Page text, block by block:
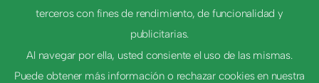
rad.
fornicar
terceros con fines de rendimiento, de funcionalidad y
publicitarias.
Al navegar por ella, usted consiente el uso de las mismas.
Puede obtener más información o rechazar cookies en nuestra